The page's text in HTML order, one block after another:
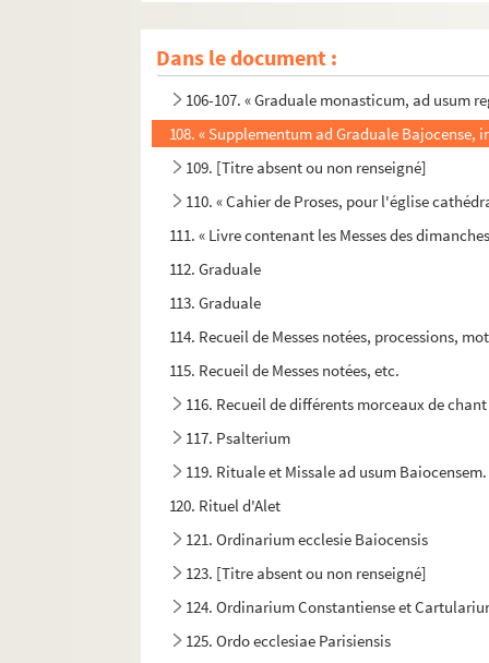
Dans le document :
98-101. Antiphonarium ad usum Bajocensem
102-105. « Graduale monasticum, ad usum
106-107. « Graduale monasticum, ad usum
108. « Supplementum ad Graduale
109. [Titre absent ou non renseigné]
110. « Cahier de Proses, pour l'église
111. « Livre contenant les Messes des
112. Graduale
113. Graduale
114. Recueil de Messes notées, processions,
115. Recueil de Messes notées, etc.
116. Recueil de différents morceaux de chant
117. Psalterium
119. Rituale et Missale ad usum
120. Rituel d'Alet
121. Ordinarium ecclesie Baiocensis
123. [Titre absent ou non renseigné]
124. Ordinarium Constantiense et
125. Ordo ecclesiae Parisiensis